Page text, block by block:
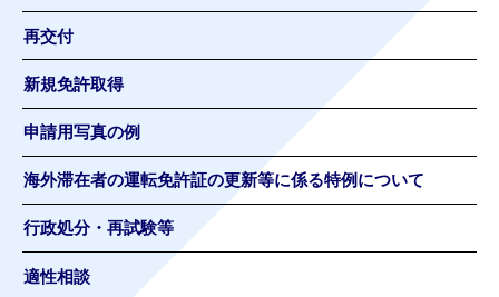
再交付
新規免許取得
申請用写真の例
海外滞在者の運転免許証の更新等に係る特例について
行政処分・再試験等
適性相談